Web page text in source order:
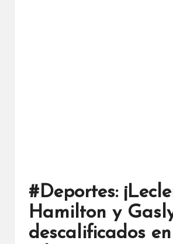
#Deportes:
Hamilton y
descalificados